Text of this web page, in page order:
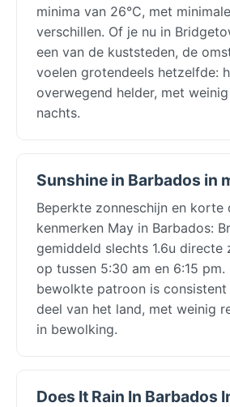
minima van 26°C, met
verschillen. Of je nu in
een van de kuststeden, de
voelen grotendeels hetzelfde:
overwegend helder, met
nachts.
Sunshine in Barbados in
Beperkte zonneschijn en korte
kenmerken May in Barbados:
gemiddeld slechts 1.6u directe
op tussen 5:30 am en 6:15 pm.
bewolkte patroon is
deel van het land, met weinig
in bewolking.
Does It Rain In Barbados